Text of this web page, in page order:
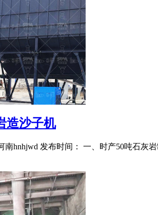
造沙子机
南hnhjwd 发布时间： 一、时产50吨石灰